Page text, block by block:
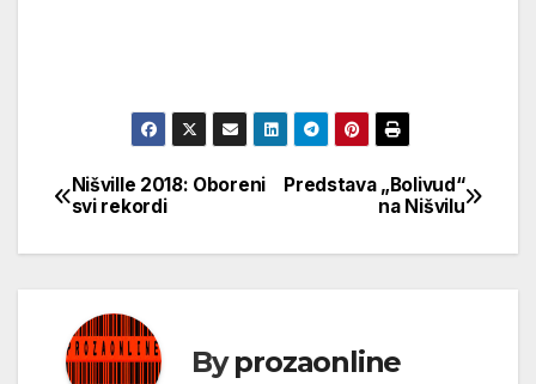
Кретање
чланка
Predstava „Bolivud“
na Nišvilu
Nišville 2018: Oboreni
svi rekordi
Byprozaonline